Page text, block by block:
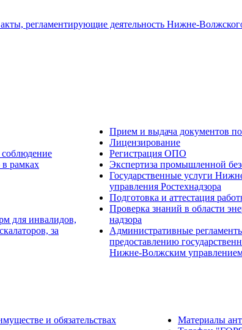
регламентирующие деятельность Нижне-
рамках
для инвалидов,
за
Прием и выдача документов по
Лицензирование
Регистрация ОПО
Экспертиза промышленной
Государственные услуги
управления Ростехнадзора
Подготовка и аттестация
Проверка знаний в области
надзора
Административные
предоставлению
Нижне-Волжским управлением
и обязательствах
Материалы